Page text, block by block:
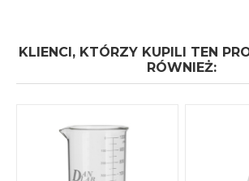
KLIENCI, KTÓRZY KUPILI TEN
RÓWNIEŻ: